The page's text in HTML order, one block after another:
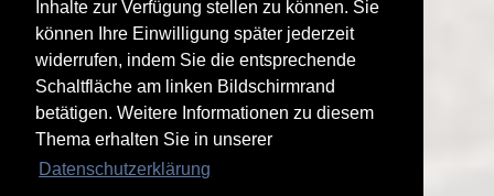
Inhalte zur Verfügung stellen zu können. Sie
können Ihre Einwilligung später jederzeit
widerrufen, indem Sie die entsprechende
Schaltfläche am linken Bildschirmrand
betätigen. Weitere Informationen zu diesem
Thema erhalten Sie in unserer
Datenschutzerklärung